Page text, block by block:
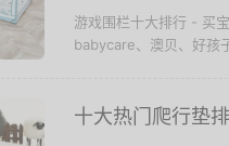
游戏围栏十大排行 - 买
babycare、澳贝、好孩
十大热门爬行垫